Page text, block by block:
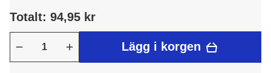
Totalt: 94,95 kr
Lägg i korgen